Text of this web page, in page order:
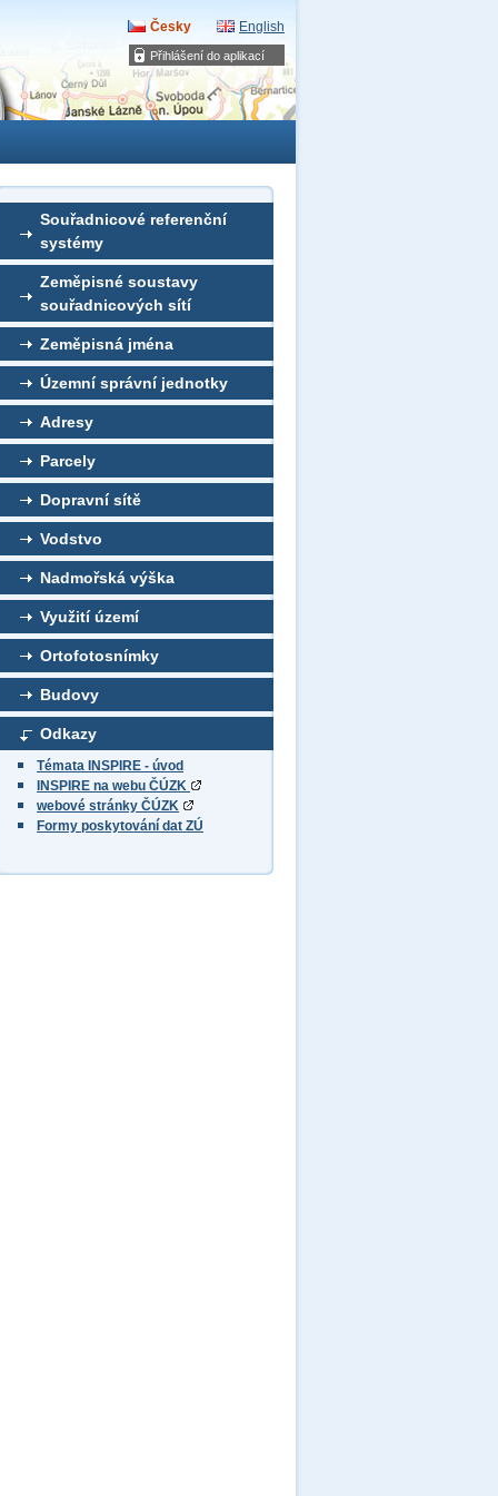
Přihlášení do aplikací
Česky English
Souřadnicové referenční
systémy
Zeměpisné soustavy
souřadnicových sítí
Zeměpisná jména
Územní správní jednotky
Adresy
Parcely
Dopravní sítě
Vodstvo
Nadmořská výška
Využití území
Ortofotosnímky
Budovy
Odkazy
Témata INSPIRE - úvod
INSPIRE na webu ČÚZK
webové stránky ČÚZK
Formy poskytování dat ZÚ